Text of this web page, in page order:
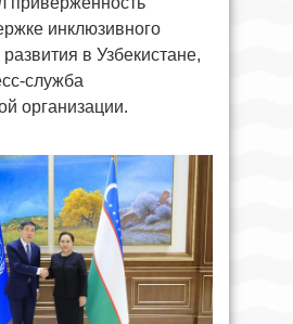
инклюзивного
развития в Узбекистане,
служба
организации.